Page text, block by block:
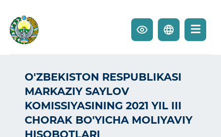
O'ZBEKISTON RESPUBLIKASI
MARKAZIY SAYLOV
KOMISSIYASINING 2021 YIL III
CHORAK BO'YICHA MOLIYAVIY
HISOBOTLARI